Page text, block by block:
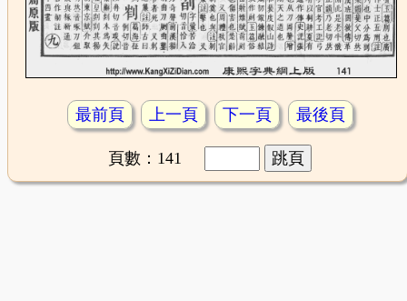
最前頁 上一頁 下一頁 最後頁
頁數：141